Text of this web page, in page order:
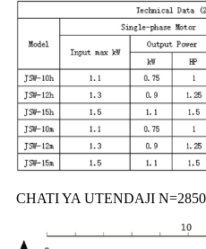
CHATI YA UTENDAJI